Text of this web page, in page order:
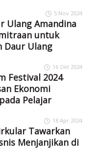
5 Nov 2024
Ulang Amandina
untuk
Daur Ulang
16 Okt 2024
Festival 2024
Ekonomi
Pelajar
18 Apr 2024
Tawarkan
Menjanjikan di